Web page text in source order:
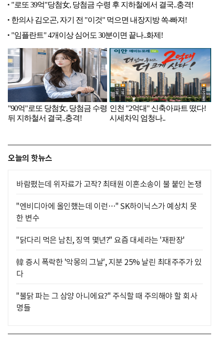
오늘의 핫뉴스
바람폈는데 위자료가 고작? 최태원 이혼소송이 불 붙인 논쟁
"엔비디아에 올인했는데 이런…" SK하이닉스가 예상치 못
한 변수
"닭다리 먹은 남친, 징역 몇년?" 요즘 대세라는 '재판장'
韓 증시 폭락한 '악몽의 그날', 지분 25% 날린 최대주주가 있
다
"불닭 파는 그 삼양 아니에요?" 주식할 때 주의해야 할 회사
명들